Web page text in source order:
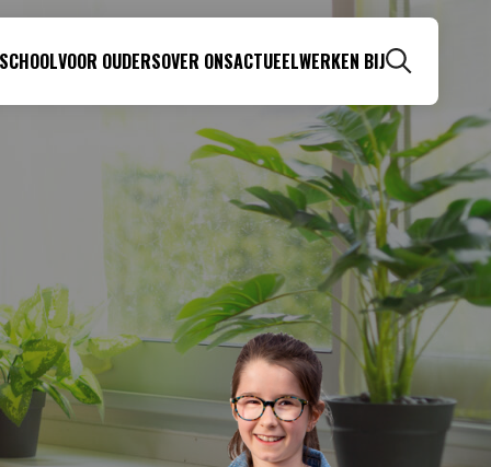
VOOR OUDERSOVER ONSACTUEELWERKEN BIJ
Zoeken